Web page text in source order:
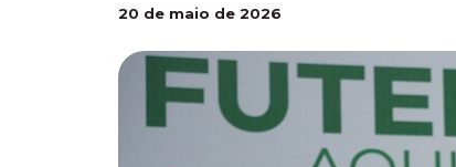
20 de maio de 2026